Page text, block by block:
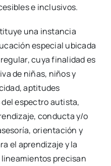
e inclusivos.
una instancia
especial ubicada
cuya finalidad es
de niñas, niños y
aptitudes
espectro autista,
conducta y/o
orientación y
el aprendizaje y la
precisan